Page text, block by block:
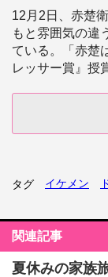
12月2日、赤楚
もと雰囲気の違
ている。「赤楚
レッサー賞』授
タグ イケメン
関連記事
夏休みの家族